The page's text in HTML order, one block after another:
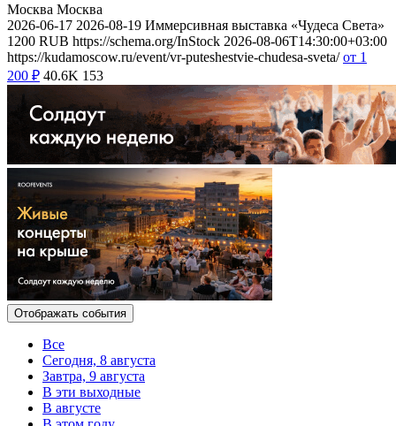
Москва Москва
2026-06-17 2026-08-19 Иммерсивная выставка «Чудеса Света»
1200 RUB https://schema.org/InStock 2026-08-06T14:30:00+03:00
https://kudamoscow.ru/event/vr-puteshestvie-chudesa-sveta/ от 1
200 ₽ 40.6K 153
Отображать события
Все
Сегодня, 8 августа
Завтра, 9 августа
В эти выходные
В августе